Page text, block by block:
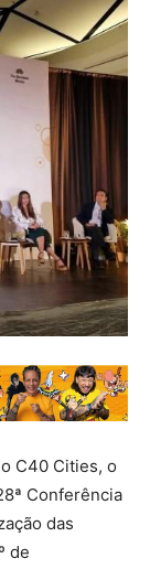
C40 Cities, o
Conferência
das
de